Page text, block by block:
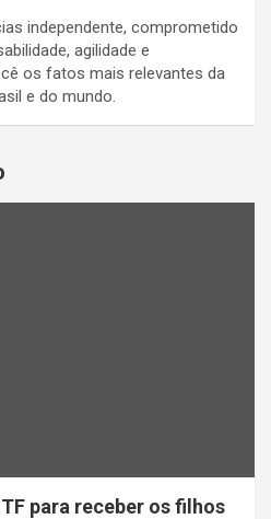
independente, comprometido
agilidade e
os fatos mais relevantes da
e do mundo.
para receber os filhos